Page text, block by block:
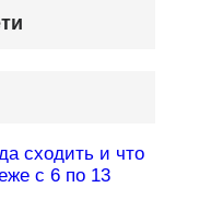
сходить и что
с 6 по 13